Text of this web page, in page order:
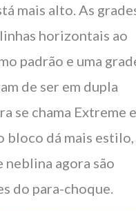
mais alto. As
horizontais ao
padrão e uma
de ser em dupla
se chama Extreme
bloco dá mais estilo,
neblina agora são
do para-choque.